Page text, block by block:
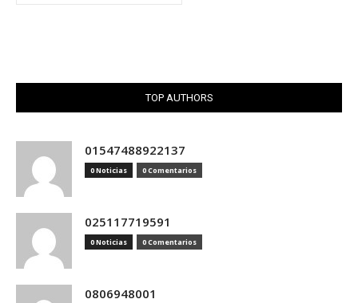
TOP AUTHORS
01547488922137
0 Noticias 0 Comentarios
025117719591
0 Noticias 0 Comentarios
0806948001